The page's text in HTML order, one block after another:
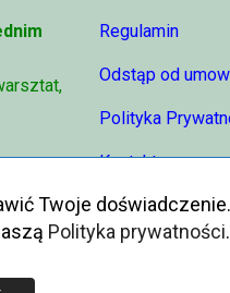
Regulamin
Odstąp od
Polityka
Kontakt
O nas
Twoje doświadczenie.
Polityka prywatności.